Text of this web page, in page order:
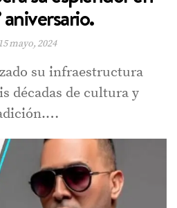
aniversario.
mayo, 2024
su infraestructura
décadas de cultura y